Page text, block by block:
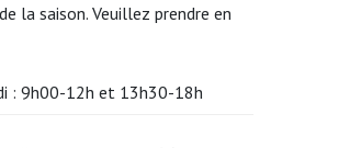
la saison. Veuillez prendre en
: 9h00-12h et 13h30-18h